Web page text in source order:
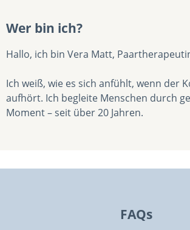
Wer bin ich?
Hallo, ich bin Vera Matt,
Ich weiß, wie es sich anfühlt, wenn der
aufhört. Ich begleite Menschen durch
Moment – seit über 20 Jahren.
FAQs